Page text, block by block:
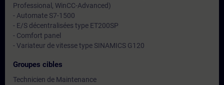
Professional, WinCC-Advanced)
- Automate S7-1500
- E/S décentralisées type ET200SP
- Comfort panel
- Variateur de vitesse type SINAMICS G120
Groupes cibles
Technicien de Maintenance